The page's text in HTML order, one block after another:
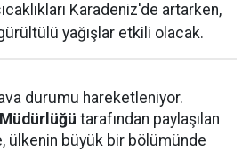
Karadeniz'de artarken,
yağışlar etkili olacak.
durumu hareketleniyor.
tarafından paylaşılan
ülkenin büyük bir bölümünde